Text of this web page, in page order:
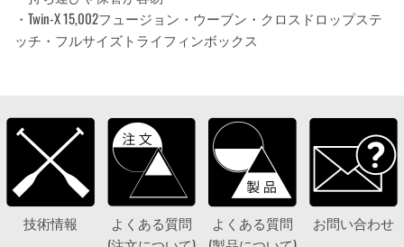
・Twin-X 15,002フュージョン・ウーブン・クロスドロップステ
ッチ・フルサイズトライフィンボックス
技術情報
よくある質問
よくある質問
お問い合わせ